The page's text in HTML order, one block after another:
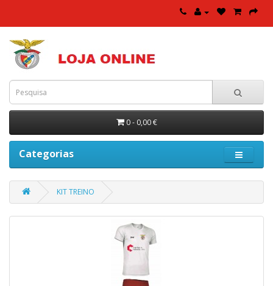
0 - 0,00 €
Categorias
KIT TREINO